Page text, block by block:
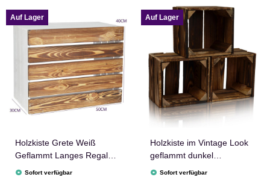
Auf Lager
Holzkiste Grete Weiß
Geflammt Langes Regal
Obstkiste Dekokiste
Sofort verfügbar
Auf Lager
Holzkiste im Vintage Look
geflammt dunkel
22x20x15cm Obstkiste
Sofort verfügbar